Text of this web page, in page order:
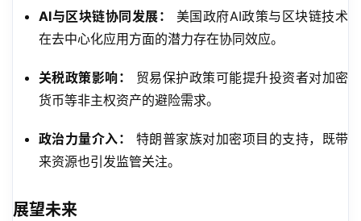
AI与区块链协同发展：
美国政府AI政策与区块链技术
在去中心化应用方面的潜力存在协同效应。
关税政策影响：
贸易保护政策可能提升投资者对加密
货币等非主权资产的避险需求。
政治力量介入：
特朗普家族对加密项目的支持，既带
来资源也引发监管关注。
展望未来